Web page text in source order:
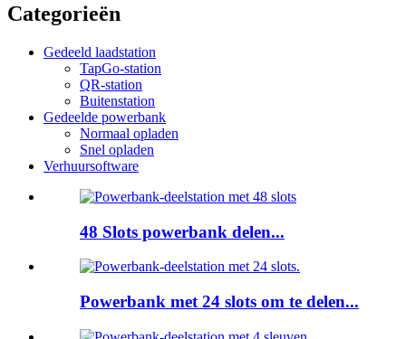
Categorieën
Gedeeld laadstation
TapGo-station
QR-station
Buitenstation
Gedeelde powerbank
Normaal opladen
Snel opladen
Verhuursoftware
48 Slots powerbank delen...
Powerbank met 24 slots om te delen...